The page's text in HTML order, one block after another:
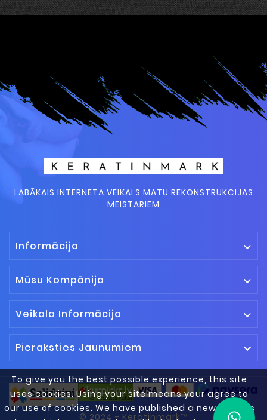
To give you the best possible experience, this site
uses cookies. Using your site means your agree to
our use of cookies. We have published a new cookies
LABĀKAIS INTERNETA VEIKALS MATU REKONSTRUKCIJAS
MEISTARIEM
Informācija 
Mūsu Kompānija 
Veikala Informācija 
Pieraksties Jaunumiem 
© 2024 - Keratinmark™